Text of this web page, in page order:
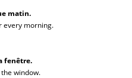
matin.
every morning.
fenêtre.
window.